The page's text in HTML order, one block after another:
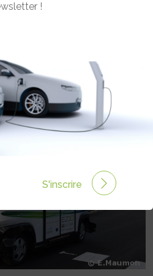
le 25 Jan 2016 à 00:00
!
S'inscrire